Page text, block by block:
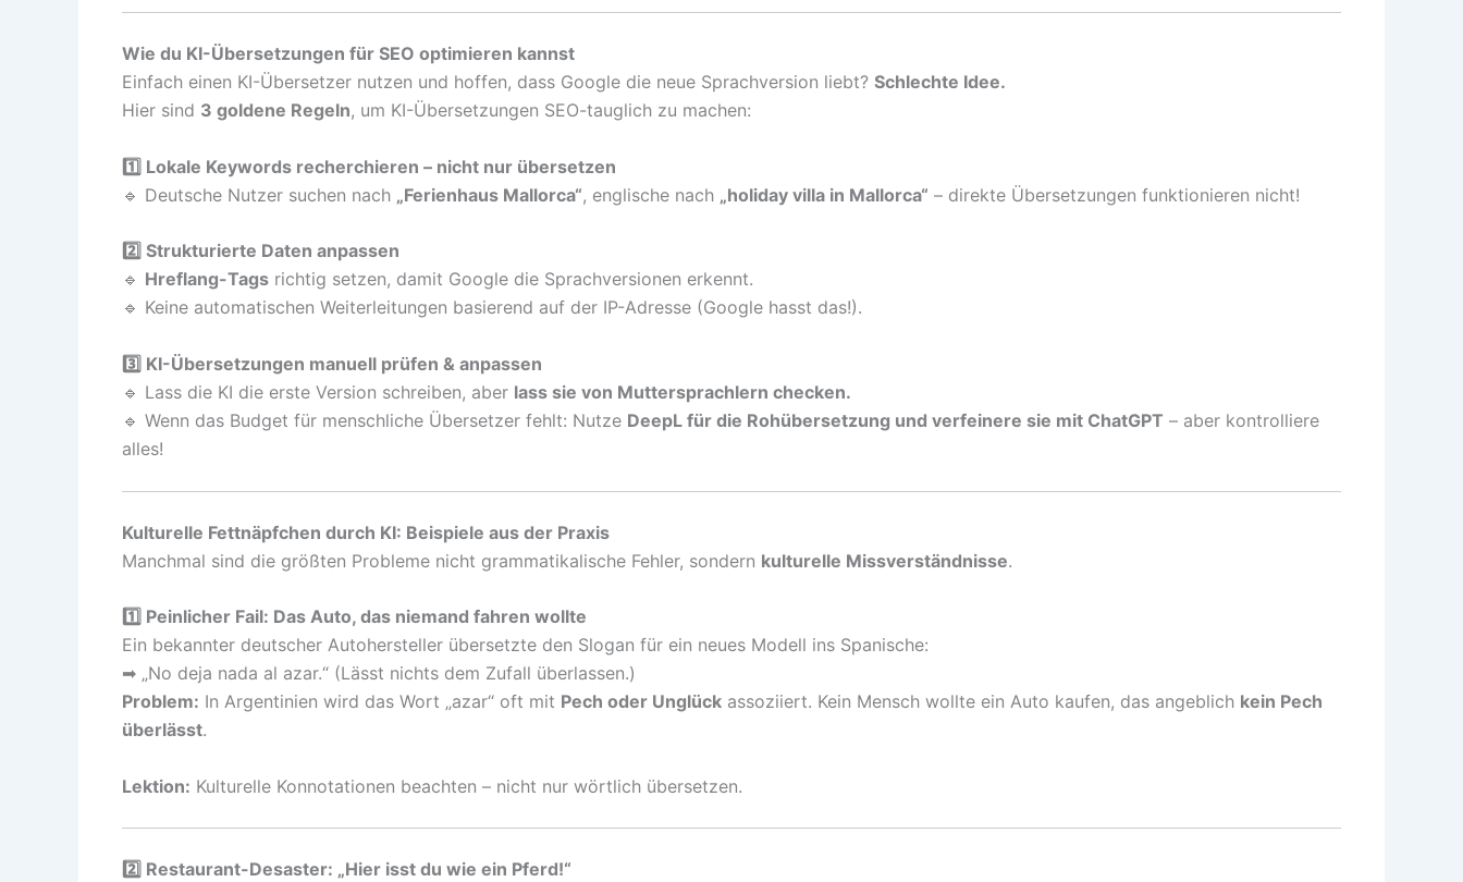
Wie du KI-Übersetzungen für SEO optimieren kannst
Einfach einen KI-Übersetzer nutzen und hoffen, dass Google die neue Sprachversion liebt? Schlechte Idee.
Hier sind 3 goldene Regeln, um KI-Übersetzungen SEO-tauglich zu machen:
1️⃣ Lokale Keywords recherchieren – nicht nur übersetzen
🔹 Deutsche Nutzer suchen nach „Ferienhaus Mallorca“, englische nach „holiday villa in Mallorca“ – direkte Übersetzungen funktionieren nicht!
2️⃣ Strukturierte Daten anpassen
🔹 Hreflang-Tags richtig setzen, damit Google die Sprachversionen erkennt.
🔹 Keine automatischen Weiterleitungen basierend auf der IP-Adresse (Google hasst das!).
3️⃣ KI-Übersetzungen manuell prüfen & anpassen
🔹 Lass die KI die erste Version schreiben, aber lass sie von Muttersprachlern checken.
🔹 Wenn das Budget für menschliche Übersetzer fehlt: Nutze DeepL für die Rohübersetzung und verfeinere sie mit ChatGPT – aber kontrolliere
alles!
Kulturelle Fettnäpfchen durch KI: Beispiele aus der Praxis
Manchmal sind die größten Probleme nicht grammatikalische Fehler, sondern kulturelle Missverständnisse.
1️⃣ Peinlicher Fail: Das Auto, das niemand fahren wollte
Ein bekannter deutscher Autohersteller übersetzte den Slogan für ein neues Modell ins Spanische:
➡ „No deja nada al azar.“ (Lässt nichts dem Zufall überlassen.)
Problem: In Argentinien wird das Wort „azar“ oft mit Pech oder Unglück assoziiert. Kein Mensch wollte ein Auto kaufen, das angeblich kein Pech
überlässt.
Lektion: Kulturelle Konnotationen beachten – nicht nur wörtlich übersetzen.
2️⃣ Restaurant-Desaster: „Hier isst du wie ein Pferd!“